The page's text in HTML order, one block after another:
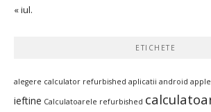
« iul.
ETICHETE
alegere calculator refurbished aplicatii android apple
ieftine Calculatoarele refurbished